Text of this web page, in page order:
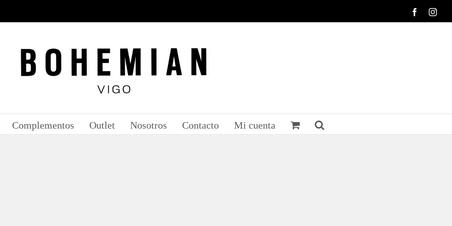
Facebook
Complementos Outlet Nosotros Contacto Mi cuenta